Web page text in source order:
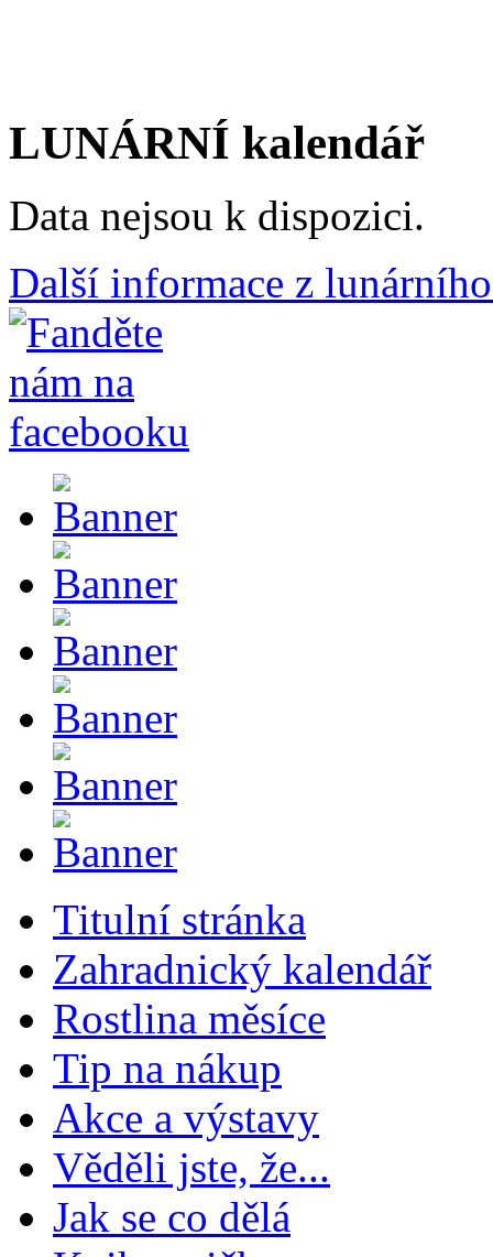
LUNÁRNÍ kalendář
Data nejsou k dispozici.
Další informace z
Titulní stránka
Zahradnický kalendář
Rostlina měsíce
Tip na nákup
Akce a výstavy
Věděli jste, že...
Jak se co dělá